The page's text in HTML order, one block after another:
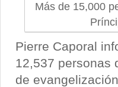
Más de 15,000
Pierre Caporal
12,537 personas
de